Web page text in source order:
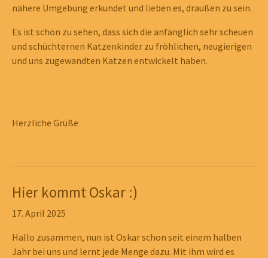
nähere Umgebung erkundet und lieben es, draußen zu sein.
Es ist schön zu sehen, dass sich die anfänglich sehr scheuen
und schüchternen Katzenkinder zu fröhlichen, neugierigen
und uns zugewandten Katzen entwickelt haben.
Herzliche Grüße
Show larger versionShow larger version
Show larger versionShow larger version
Show larger version
Hier kommt Oskar :)
17. April 2025
Hallo zusammen, nun ist Oskar schon seit einem halben
Jahr bei uns und lernt jede Menge dazu. Mit ihm wird es